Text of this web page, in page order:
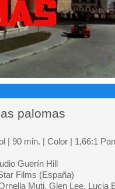
palomas
| 90 min. | Color | 1,66:1
Guerín Hill
Films (España)
Muti, Glen Lee, Lucia